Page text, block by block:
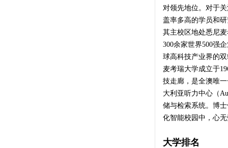
对领先地位。对于
盖率多高的学员和
其主校区地处悉尼
300余家世界500强
球高科技产业界的
麦考瑞大学成立于
技走廊，是全澳唯
大利亚听力中心（
储与检索系统。博
化智能校园中，心
大学排名